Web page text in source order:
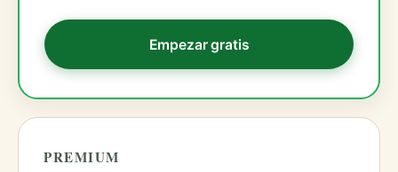
Empezar gratis
PREMIUM